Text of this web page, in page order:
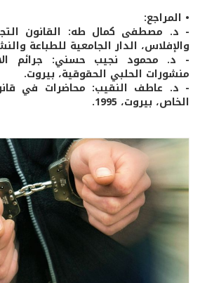
• المراجع:
- د. مصطفى كمال طه: القانون
والإفلاس، الدار الجامعية للطباعة والنشر،
- د. محمود نجيب حسني: جرائم
منشورات الحلبي الحقوقية، بيروت.
- د. عاطف النقيب: محاضرات في
الخاص، بيروت، 1995.